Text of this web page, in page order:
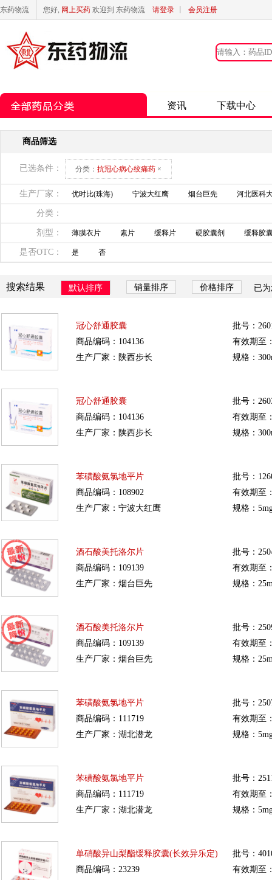
东药物流 您好, 网上买药 欢迎到 东药物流 请登录 会员注册
资讯 下载中心
商品筛选
已选条件： 分类： 抗冠心病心绞痛药 ×
生产厂家： 优时比(珠海) 宁波大红鹰 烟台巨先 河北医科
分类：
剂型： 薄膜衣片 素片 缓释片 硬胶囊剂 缓释胶
是否OTC： 是 否
搜索结果 默认排序 销量排序 价格排序 已
冠心舒通胶囊
商品编码：104136
生产厂家：陕西步长
批号：
有效期至
规格：
冠心舒通胶囊
商品编码：104136
生产厂家：陕西步长
批号：
有效期至
规格：
苯磺酸氨氯地平片
商品编码：108902
生产厂家：宁波大红鹰
批号：
有效期至
规格：
酒石酸美托洛尔片
商品编码：109139
生产厂家：烟台巨先
批号：
有效期至
规格：
酒石酸美托洛尔片
商品编码：109139
生产厂家：烟台巨先
批号：
有效期至
规格：
苯磺酸氨氯地平片
商品编码：111719
生产厂家：湖北潜龙
批号：
有效期至
规格：
苯磺酸氨氯地平片
商品编码：111719
生产厂家：湖北潜龙
批号：
有效期至
规格：
单硝酸异山梨酯缓释胶囊(长效异乐定)
商品编码：23239
批号：
有效期至